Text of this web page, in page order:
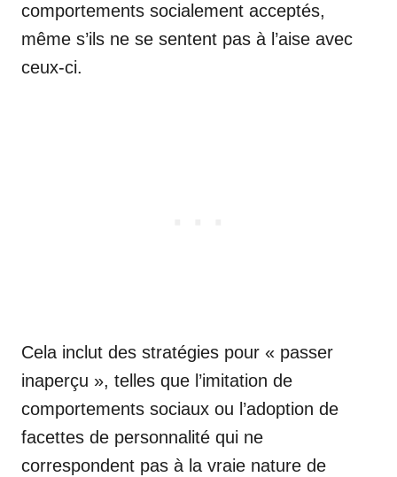
comportements socialement acceptés,
même s’ils ne se sentent pas à l’aise avec
ceux-ci.
Cela inclut des stratégies pour « passer
inaperçu », telles que l’imitation de
comportements sociaux ou l’adoption de
facettes de personnalité qui ne
correspondent pas à la vraie nature de